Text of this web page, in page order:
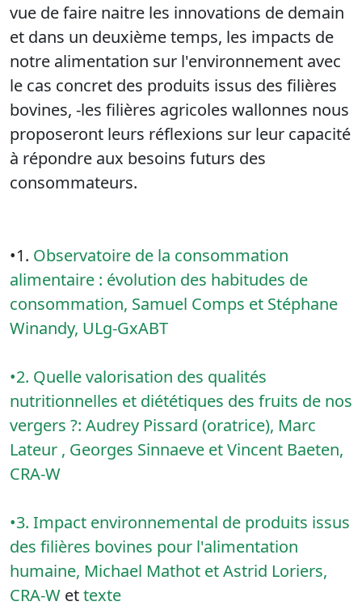
vue de faire naitre les innovations de demain
et dans un deuxième temps, les impacts de
notre alimentation sur l'environnement avec
le cas concret des produits issus des filières
bovines, -les filières agricoles wallonnes nous
proposeront leurs réflexions sur leur capacité
à répondre aux besoins futurs des
consommateurs.
•1. Observatoire de la consommation
alimentaire : évolution des habitudes de
consommation, Samuel Comps et Stéphane
Winandy, ULg-GxABT
•2. Quelle valorisation des qualités
nutritionnelles et diététiques des fruits de nos
vergers ?: Audrey Pissard (oratrice), Marc
Lateur , Georges Sinnaeve et Vincent Baeten,
CRA-W
•3. Impact environnemental de produits issus
des filières bovines pour l'alimentation
humaine, Michael Mathot et Astrid Loriers,
CRA-W ettexte